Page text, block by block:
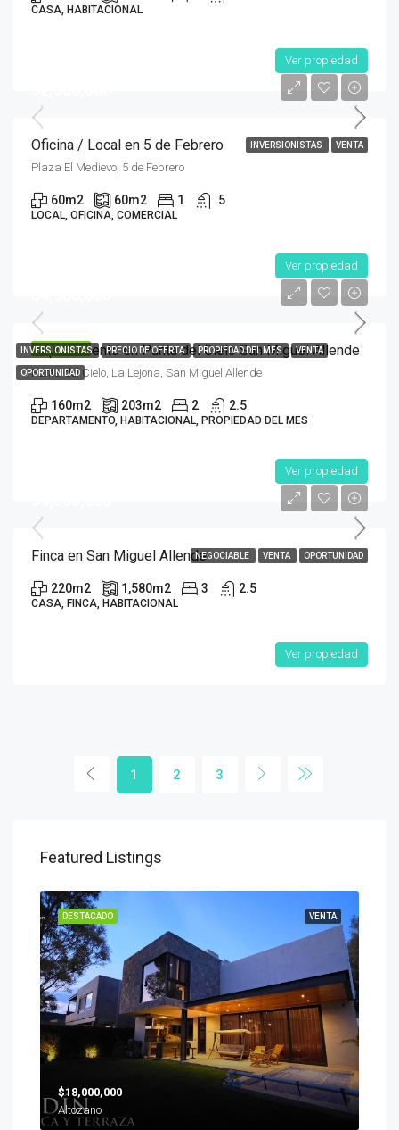
CASA, HABITACIONAL
Ver propiedad
INVERSIONISTAS VENTA
Oficina / Local en 5 de Febrero
Plaza El Medievo, 5 de Febrero
60m2 60m2 1 .5
LOCAL, OFICINA, COMERCIAL
Ver propiedad
DESTACADO
INVERSIONISTAS PRECIO DE OFERTA PROPIEDAD DEL MES VENTA
OPORTUNIDAD
Departamento en Punta del Cielo San Miguel Allende
Punta del Cielo, La Lejona, San Miguel Allende
160m2 203m2 2 2.5
DEPARTAMENTO, HABITACIONAL, PROPIEDAD DEL MES
Ver propiedad
NEGOCIABLE VENTA OPORTUNIDAD
Finca en San Miguel Allende
220m2 1,580m2 3 2.5
CASA, FINCA, HABITACIONAL
Ver propiedad
1 2 3
Featured Listings
VENTA
DESTACADO
$18,000,000
Altozano